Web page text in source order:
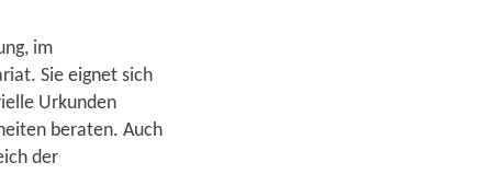
im
Sie eignet sich
Urkunden
beraten. Auch
der